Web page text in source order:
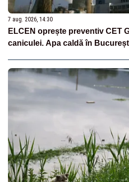
7 aug. 2026, 14:30
ELCEN oprește preventiv CET
caniculei. Apa caldă în